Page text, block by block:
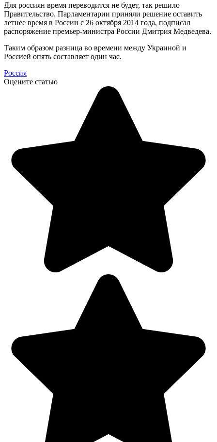
Для россиян время переводится не будет, так решило
Правительство. Парламентарии приняли решение оставить
летнее время в России с 26 октября 2014 года, подписал
распоряжение премьер-министра России Дмитрия Медведева.
Таким образом разница во времени между Украиной и
Россией опять составляет один час.
Россия
Оцените статью